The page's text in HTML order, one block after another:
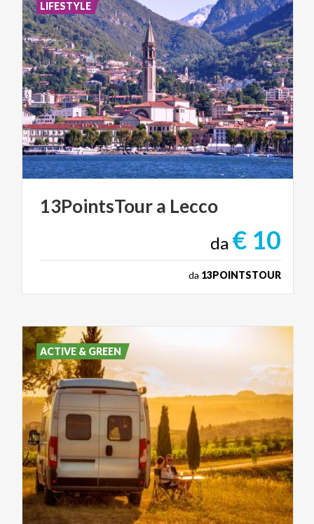
13PointsToura Lecco
da € 10
da 13POINTSTOUR
LIFESTYLE
ACTIVE & GREEN